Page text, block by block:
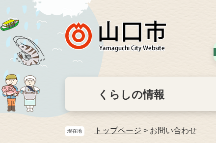
くらしの情報
現在地 トップページ > お問い合わせ